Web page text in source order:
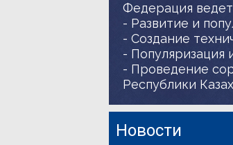
Федерация
- Развитие и
- Создание
- Популяризация
- Проведение
Республики
Новости